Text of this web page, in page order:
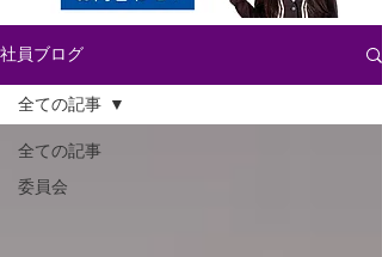
社員ブログ
全ての記事
委員会
全ての記事